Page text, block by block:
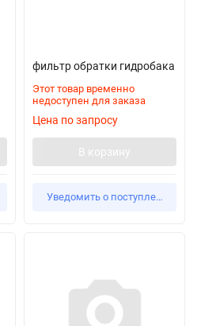
фильтр обратки гидробака
Этот товар временно
недоступен для заказа
Цена по запросу
В корзину
Уведомить о поступлении